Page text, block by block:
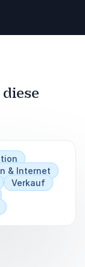
& Internet
Verkauf